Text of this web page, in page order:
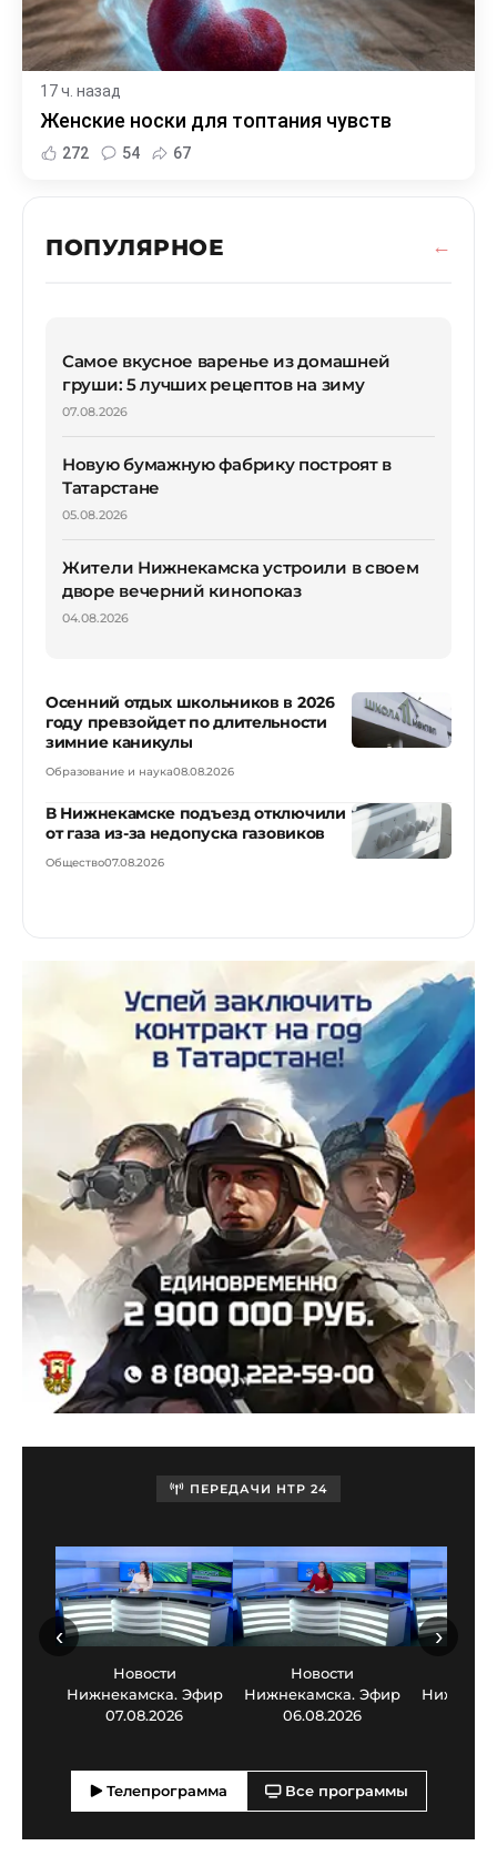
17 ч. назад
Женские носки для топтания чувств
272 54 67
ПОПУЛЯРНОЕ
Самое вкусное варенье из домашней
груши: 5 лучших рецептов на зиму
07.08.2026
Новую бумажную фабрику построят в
Татарстане
05.08.2026
Жители Нижнекамска устроили в своем
дворе вечерний кинопоказ
04.08.2026
Осенний отдых школьников в 2026
году превзойдет по длительности
зимние каникулы
Образование и наука08.08.2026
В Нижнекамске подъезд отключили
от газа из-за недопуска газовиков
Общество07.08.2026
ПЕРЕДАЧИ НТР 24
Новости
Нижнекамска. Эфир
07.08.2026
Новости
Нижнекамска. Эфир
06.08.2026
‹ ›
Телепрограмма Все программы